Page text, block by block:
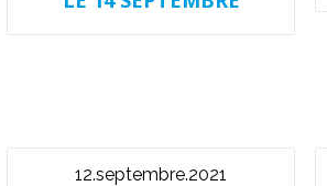
12.septembre.2021